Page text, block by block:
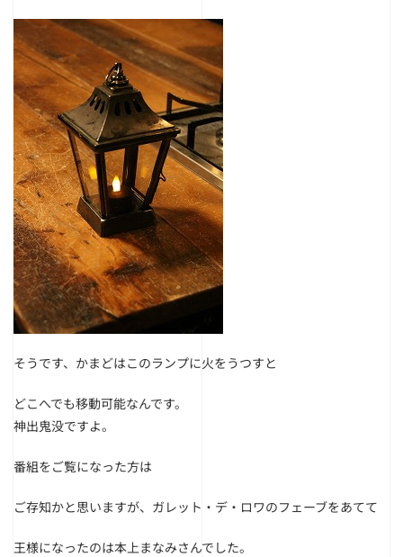
そうです、かまどはこのランプに火をうつすと
どこへでも移動可能なんです。
神出鬼没ですよ。
番組をご覧になった方は
ご存知かと思いますが、ガレット・デ・ロワのフェーブをあてて
王様になったのは本上まなみさんでした。